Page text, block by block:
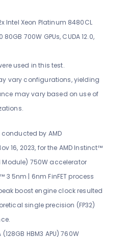
Intel Xeon Platinum 8480CL
700W GPUs, CUDA 12.0,
used in this test.
vary configurations, yielding
may vary based on use of
by AMD
16, 2023, for the AMD Instinct™
Module) 750W accelerator
3 5nm | 6nm FinFET process
boost engine clock resulted
single precision (FP32)
HBM3 APU) 760W